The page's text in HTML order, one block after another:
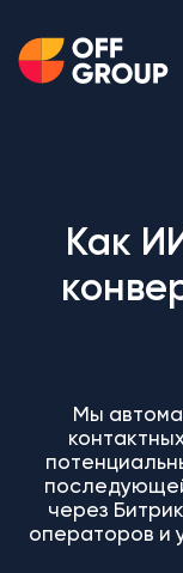
Как
Мы
через
операторов и